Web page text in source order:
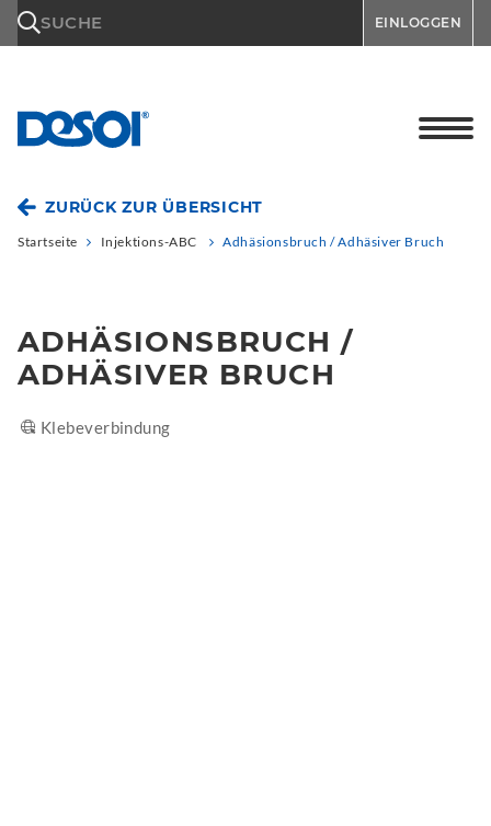
SUCHE EINLOGGEN
ZURÜCK ZUR ÜBERSICHT
Startseite Injektions-ABC Adhäsionsbruch / Adhäsiver Bruch
ADHÄSIONSBRUCH /
ADHÄSIVER BRUCH
Klebeverbindung